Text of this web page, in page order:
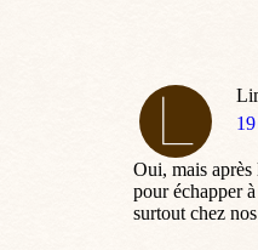
dit
Oui, mais après
pour échapper
surtout chez